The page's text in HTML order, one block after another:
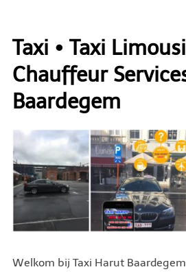
Taxi • Taxi
Chauffeur
Baardegem
Welkom bij Taxi Harut